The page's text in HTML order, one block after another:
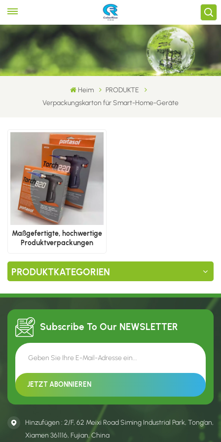
Heim
PRODUKTE
Verpackungskarton für Smart-Home-Geräte
Maßgefertigte, hochwertige
Produktverpackungen
PRODUKTKATEGORIEN
Subscribe To Our NEWSLETTER
Hinzufügen : 2/F, 62 Meixi Road Siming Industrial Park, Tong’an,
Xiamen 361116, Fujian, China